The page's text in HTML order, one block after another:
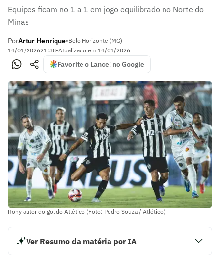
Equipes ficam no 1 a 1 em jogo equilibrado no Norte do
Minas
PorArtur Henrique•Belo Horizonte (MG)
14/01/202621:38•Atualizado em 14/01/2026
Favorite o Lance! no Google
Rony autor do gol do Atlético (Foto: Pedro Souza / Atlético)
Ver Resumo da matéria por IA